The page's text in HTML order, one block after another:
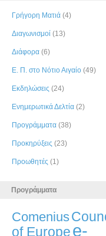
Γρήγορη Ματιά (4)
Διαγωνισμοί (13)
Διάφορα (6)
Ε. Π. στο Νότιο Αιγαίο (49)
Εκδηλώσεις (24)
Ενημερωτικά Δελτία (2)
Προγράμματα (38)
Προκηρύξεις (23)
Προωθητές (1)
Προγράμματα
Comenius
of Europee-